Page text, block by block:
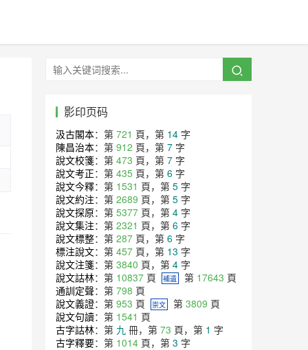
影印页码
汲古閣本：第 721 頁，第 14 字
陳昌治本：第 912 頁，第 7 字
說文校箋：第 473 頁，第 7 字
說文考正：第 435 頁，第 6 字
說文今釋：第 1531 頁，第 5 字
說文約注：第 2689 頁，第 5 字
說文探原：第 5377 頁，第 4 字
說文集注：第 2321 頁，第 6 字
說文標整：第 287 頁，第 6 字
標注說文：第 457 頁，第 13 字
說文注箋：第 3840 頁，第 4 字
說文詁林：第 10837 頁 補遺 第 17643 頁
通訓定聲：第 798 頁
說文義證：第 953 頁 崇文 第 3809 頁
說文句讀：第 1541 頁
古字詁林：第 九 冊，第 73 頁，第 1 字
古字釋要：第 1014 頁，第 3 字